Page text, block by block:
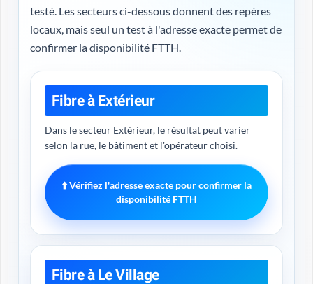
testé. Les secteurs ci-dessous donnent des repères
locaux, mais seul un test à l'adresse exacte permet de
confirmer la disponibilité FTTH.
Fibre à Extérieur
Dans le secteur Extérieur, le résultat peut varier
selon la rue, le bâtiment et l'opérateur choisi.
⬆️ Vérifiez l'adresse exacte pour confirmer la
disponibilité FTTH
Fibre à Le Village